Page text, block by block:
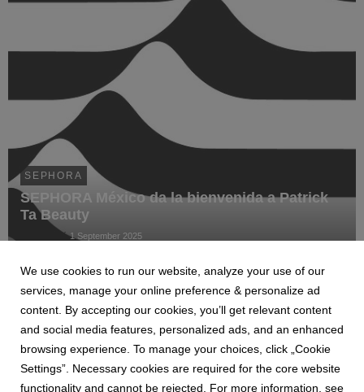
SEPHORA
SEPHORA México da la bienvenida a Patrick
Ta Beauty
Saúl Lomelí 1 September 2025
su presencia global y el poder de la comunidad latina.
1 2 3 4 5
We use cookies to run our website, analyze your use of our
services, manage your online preference & personalize ad
content. By accepting our cookies, you’ll get relevant content
and social media features, personalized ads, and an enhanced
browsing experience. To manage your choices, click „Cookie
Settings”. Necessary cookies are required for the core website
functionality and cannot be rejected. For more information, see